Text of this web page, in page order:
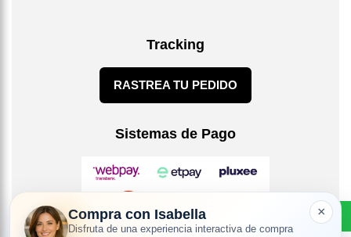
Tracking
RASTREA TU PEDIDO
Sistemas de Pago